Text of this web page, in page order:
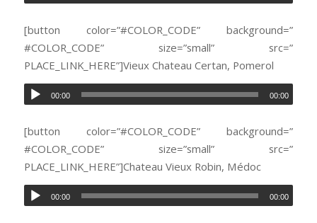
[button color=”#COLOR_CODE” background=”
#COLOR_CODE” size=”small” src=”
PLACE_LINK_HERE”]Vieux Chateau Certan, Pomerol
00:00 00:00
[button color=”#COLOR_CODE” background=”
#COLOR_CODE” size=”small” src=”
PLACE_LINK_HERE”]Chateau Vieux Robin, Médoc
00:00 00:00